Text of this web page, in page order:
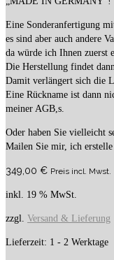
Eine Sonderanfertigung
es sind aber auch andere
da würde ich Ihnen zuerst
Die Herstellung findet
Damit verlängert sich die
Eine Rückname ist dann
meiner AGB,s.
Oder haben Sie vielleicht
Mailen Sie mir, ich erstelle
349,00 € Preis incl. Mwst.
inkl. 19 % MwSt.
zzgl. Versand & Lieferung
Lieferzeit: 1 - 2 Werktage